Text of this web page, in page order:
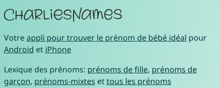
Votreappli pour trouver le prénom de bébé idéal pour
Android et iPhone
Lexique des prénoms: prénoms de fille, prénoms de
garçon, prénoms-mixtes ettous les prénoms